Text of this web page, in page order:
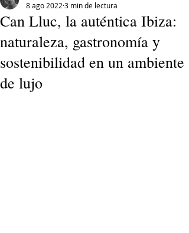
Can Lluc, la auténtica Ibiza:
naturaleza, gastronomía y
sostenibilidad en un ambiente
de lujo
8 ago 2022 3 min de lectura